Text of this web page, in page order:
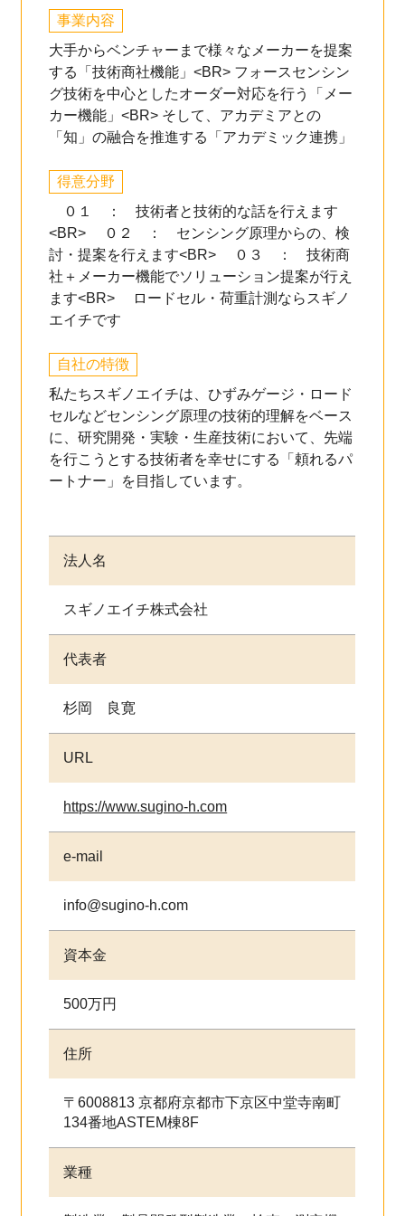
事業内容
大手からベンチャーまで様々なメーカーを提案
する「技術商社機能」<BR> フォースセンシン
グ技術を中心としたオーダー対応を行う「メー
カー機能」<BR> そして、アカデミアとの
「知」の融合を推進する「アカデミック連携」
得意分野
​０１ ： 技術者と技術的な話を行えます
<BR> ０２ ： センシング原理からの、検
討・提案を行えます<BR> ０３ ： 技術商
社＋メーカー機能でソリューション提案が行え
ます<BR> ロードセル・荷重計測ならスギノ
エイチです
自社の特徴
私たちスギノエイチは、ひずみゲージ・ロード
セルなどセンシング原理の技術的理解をベース
に、研究開発・実験・生産技術において、先端
を行こうとする技術者を幸せにする「頼れるパ
ートナー」を目指しています。
法人名
スギノエイチ株式会社
代表者
杉岡 良寛
URL
https://www.sugino-h.com
e-mail
info@sugino-h.com
資本金
500万円
住所
〒6008813 京都府京都市下京区中堂寺南町
134番地ASTEM棟8F
業種